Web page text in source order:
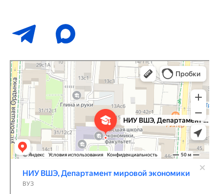
НИУ ВШЭ, Департамент мировой экономики
ВУЗ в Москве